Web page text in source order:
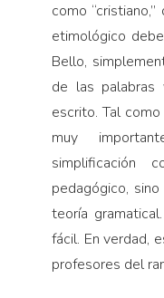
como
etimológico
Bello,
de las palabras
escrito. Tal
muy
simplificación
pedagógico,
teoría
fácil. En verdad,
profesores del